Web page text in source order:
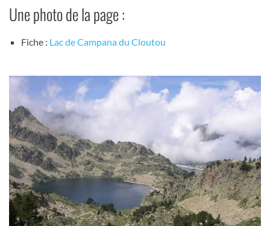
Une photo de la page :
Fiche : Lac de Campana du Cloutou